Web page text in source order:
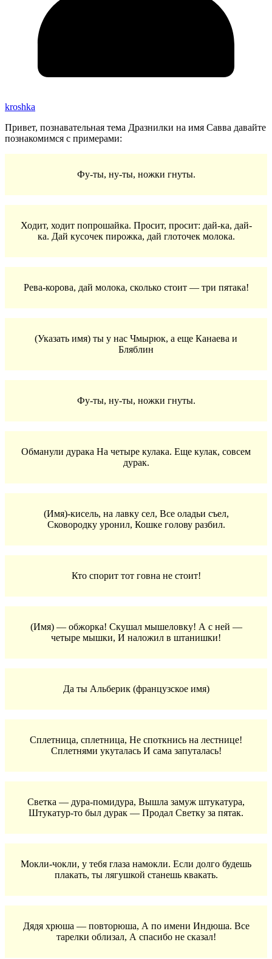
kroshka
Привет, познавательная тема Дразнилки на имя Савва давайте
познакомимся с примерами:
Фу-ты, ну-ты, ножки гнуты.
Ходит, ходит попрошайка. Просит, просит: дай-ка, дай-
ка. Дай кусочек пирожка, дай глоточек молока.
Рева-корова, дай молока, сколько стоит — три пятака!
(Указать имя) ты у нас Чмырюк, а еще Канаева и
Бляблин
Фу-ты, ну-ты, ножки гнуты.
Обманули дурака На четыре кулака. Еще кулак, совсем
дурак.
(Имя)-кисель, на лавку сел, Все оладьи съел,
Сковородку уронил, Кошке голову разбил.
Кто спорит тот говна не стоит!
(Имя) — обжорка! Скушал мышеловку! А с ней —
четыре мышки, И наложил в штанишки!
Да ты Альберик (французское имя)
Сплетница, сплетница, Не споткнись на лестнице!
Сплетнями укуталась И сама запуталась!
Светка — дура-помидура, Вышла замуж штукатура,
Штукатур-то был дурак — Продал Светку за пятак.
Мокли-чокли, у тебя глаза намокли. Если долго будешь
плакать, ты лягушкой станешь квакать.
Дядя хрюша — повторюша, А по имени Индюша. Все
тарелки облизал, А спасибо не сказал!